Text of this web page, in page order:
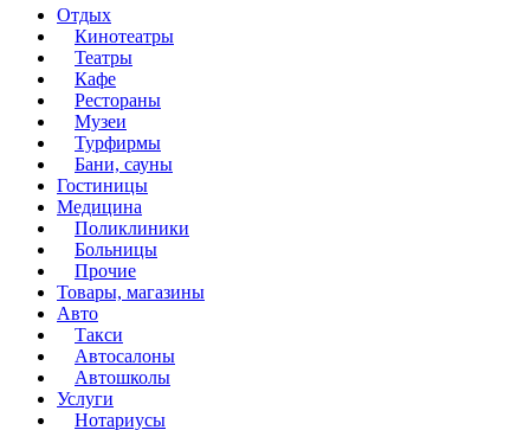
Отдых
Кинотеатры
Театры
Кафе
Рестораны
Музеи
Турфирмы
Бани, сауны
Гостиницы
Медицина
Поликлиники
Больницы
Прочие
Товары, магазины
Авто
Такси
Автосалоны
Автошколы
Услуги
Нотариусы